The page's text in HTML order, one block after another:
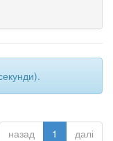
назад 1 далі